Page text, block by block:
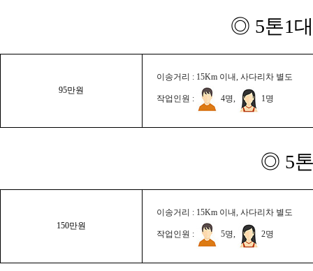
◎ 5톤1
95만원
이송거리 : 15Km 이내, 사다리차 별도
작업인원 : 4명, 1명
◎ 5
150만원
이송거리 : 15Km 이내, 사다리차 별도
작업인원 : 5명, 2명